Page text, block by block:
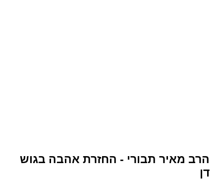
הרב מאיר תבורי - החזרת אהבה בגוש
דן